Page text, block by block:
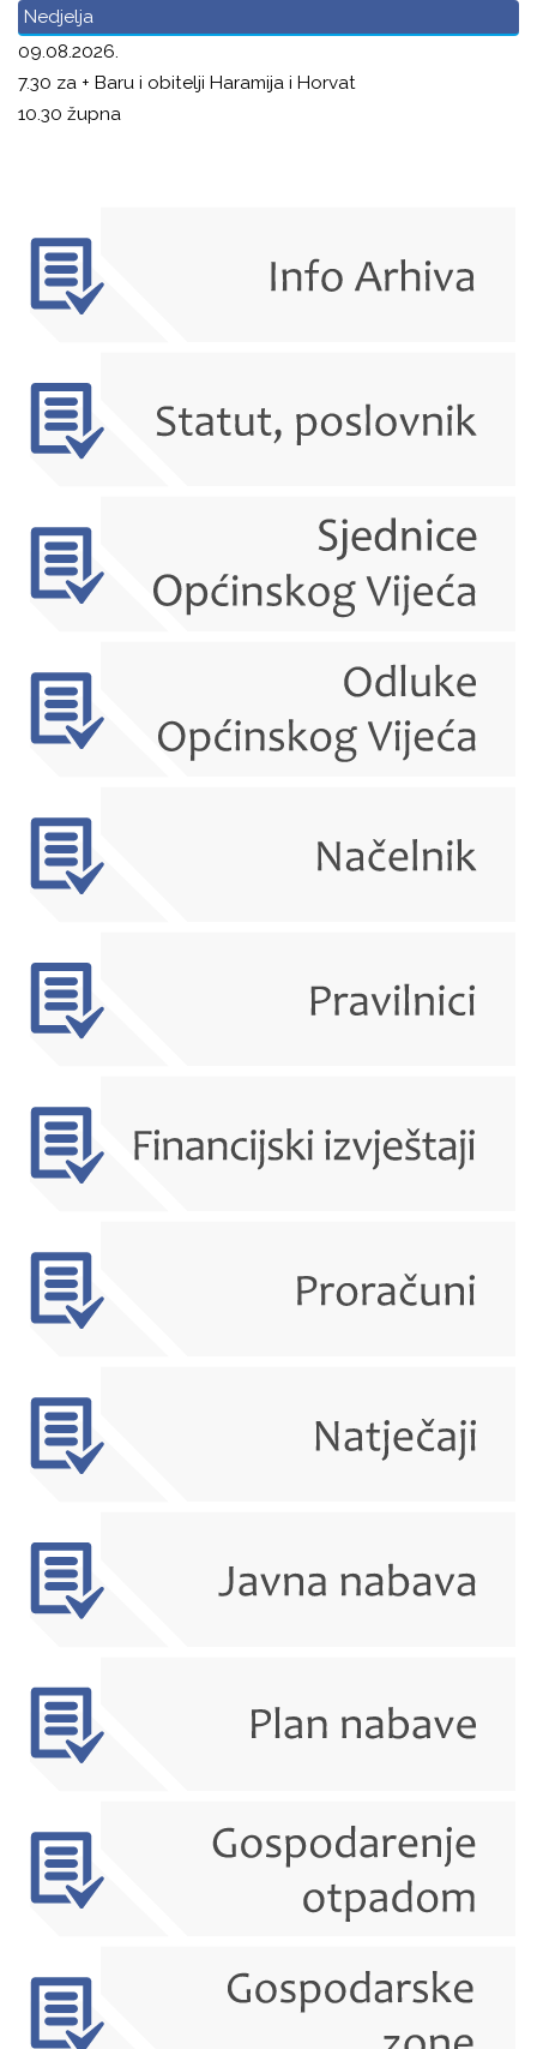
Nedjelja
09.08.2026.
7.30 za + Baru i obitelji Haramija i Horvat
10.30 župna